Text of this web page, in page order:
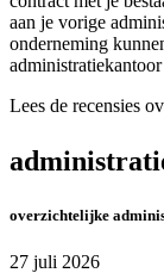
aan je vorige
onderneming
Lees de recensies
overzichtelijke
27 juli 2026